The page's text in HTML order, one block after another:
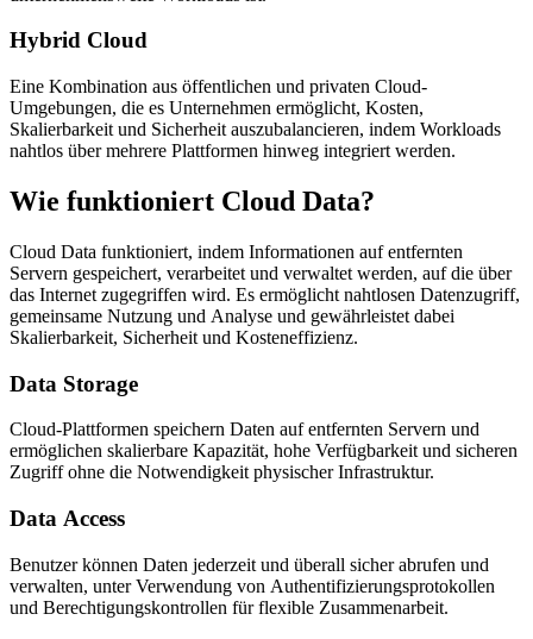
Hybrid Cloud
Eine Kombination aus öffentlichen und privaten Cloud-
Umgebungen, die es Unternehmen ermöglicht, Kosten,
Skalierbarkeit und Sicherheit auszubalancieren, indem Workloads
nahtlos über mehrere Plattformen hinweg integriert werden.
Wie funktioniert Cloud Data?
Cloud Data funktioniert, indem Informationen auf entfernten
Servern gespeichert, verarbeitet und verwaltet werden, auf die über
das Internet zugegriffen wird. Es ermöglicht nahtlosen Datenzugriff,
gemeinsame Nutzung und Analyse und gewährleistet dabei
Skalierbarkeit, Sicherheit und Kosteneffizienz.
Data Storage
Cloud-Plattformen speichern Daten auf entfernten Servern und
ermöglichen skalierbare Kapazität, hohe Verfügbarkeit und sicheren
Zugriff ohne die Notwendigkeit physischer Infrastruktur.
Data Access
Benutzer können Daten jederzeit und überall sicher abrufen und
verwalten, unter Verwendung von Authentifizierungsprotokollen
und Berechtigungskontrollen für flexible Zusammenarbeit.